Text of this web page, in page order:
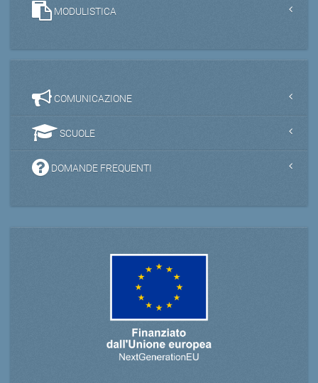
MODULISTICA
COMUNICAZIONE
SCUOLE
DOMANDE FREQUENTI